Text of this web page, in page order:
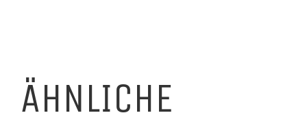
ÄHNLICHE